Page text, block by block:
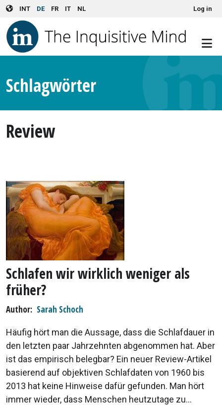
Skip to main content
INT DE FR IT NL User account menuLog in
Schlagwörter
Review
Schlafen wir wirklich weniger als
früher?
Author Sarah Schoch
Häufig hört man die Aussage, dass die Schlafdauer in
den letzten paar Jahrzehnten abgenommen hat. Aber
ist das empirisch belegbar? Ein neuer Review-Artikel
basierend auf objektiven Schlafdaten von 1960 bis
2013 hat keine Hinweise dafür gefunden. Man hört
immer wieder, dass Menschen heutzutage zu...